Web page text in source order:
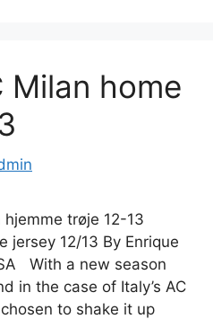
Milan home
trøje 12-13
jersey 12/13 By Enrique
With a new season
in the case of Italy’s AC
to shake it up